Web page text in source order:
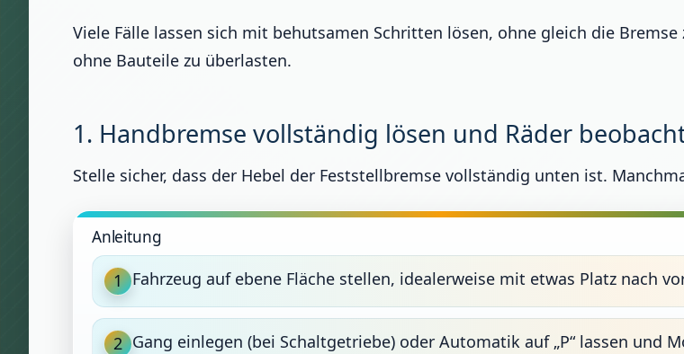
Viele Fälle lassen sich mit behutsamen Schritten lösen, ohne gleich die
ohne Bauteile zu überlasten.
1. Handbremse vollständig lösen und Räder
Stelle sicher, dass der Hebel der Feststellbremse vollständig unten ist.
Anleitung
1 Fahrzeug auf ebene Fläche stellen, idealerweise mit etwas Platz nach
2 Gang einlegen (bei Schaltgetriebe) oder Automatik auf „P“ lassen und